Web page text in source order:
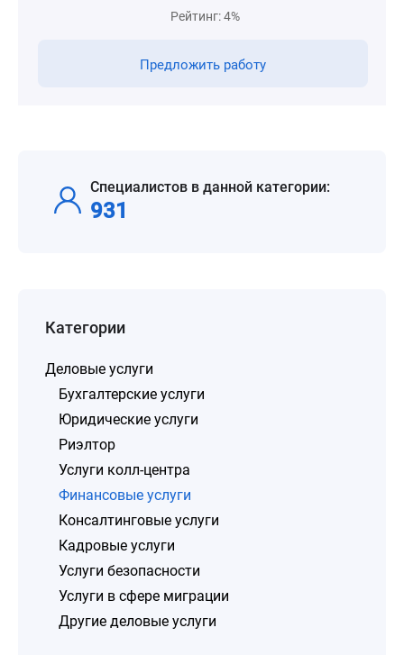
Рейтинг: 4%
Предложить работу
Специалистов в данной категории:
931
Категории
Деловые услуги
Бухгалтерские услуги
Юридические услуги
Риэлтор
Услуги колл-центра
Финансовые услуги
Консалтинговые услуги
Кадровые услуги
Услуги безопасности
Услуги в сфере миграции
Другие деловые услуги